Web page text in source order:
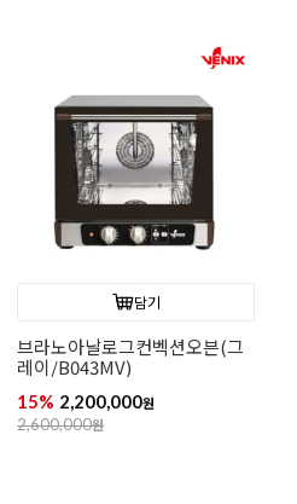
담기
브라노아날로그컨벡션오븐(그
레이/B043MV)
15% 2,200,000원
2,600,000원